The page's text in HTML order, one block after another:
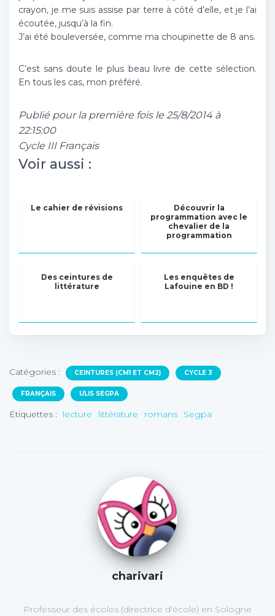
crayon, je me suis assise par terre à côté d’elle, et je l’ai
écoutée, jusqu’à la fin.
J’ai été bouleversée, comme ma choupinette de 8 ans.
C’est sans doute le plus beau livre de cette sélection.
En tous les cas, mon préféré.
Publié pour la première fois le 25/8/2014 à
22:15:00
Cycle III Français
Voir aussi :
Le cahier de révisions
Découvrir la
programmation avec le
chevalier de la
programmation
Des ceintures de
littérature
Les enquêtes de
Lafouine en BD !
Catégories : CEINTURES (CM1 ET CM2) CYCLE 3
FRANÇAIS ULIS SEGPA
Étiquettes : lecture littérature romans Segpa
charivari
Professeur des écoles (directrice d'école) en Sologne